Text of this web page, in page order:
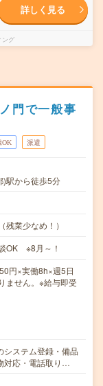
詳しく見る
ング
門で一般事
OK 派遣
)駅から徒歩5分
業少なめ！）
OK ※8月～！
円×実働8h×週5日
ません。※給与即受
システム登録・備品
対応・電話取り…